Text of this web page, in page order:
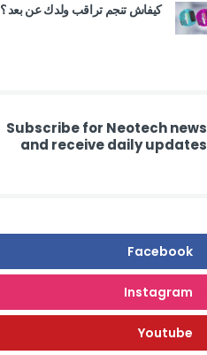
كيفاش تنجم تراقب ولدك عن بعد ؟
Subscribe for Neotech news
and receive daily updates
Facebook
Instagram
Youtube